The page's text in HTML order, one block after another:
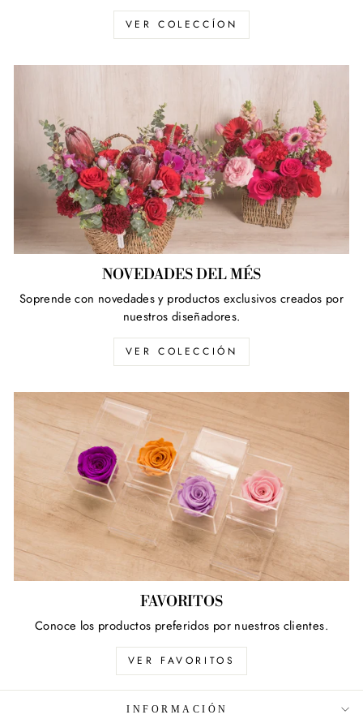
VER COLECCÍON
NOVEDADES DEL MÉS
Soprende con novedades y productos exclusivos creados por
nuestros diseñadores.
VER COLECCIÓN
FAVORITOS
Conoce los productos preferidos por nuestros clientes.
VER FAVORITOS
INFORMACIÓN